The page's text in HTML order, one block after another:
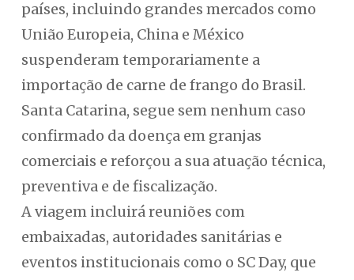
países, incluindo grandes mercados como
União Europeia, China e México
suspenderam temporariamente a
importação de carne de frango do Brasil.
Santa Catarina, segue sem nenhum caso
confirmado da doença em granjas
comerciais e reforçou a sua atuação técnica,
preventiva e de fiscalização.
A viagem incluirá reuniões com
embaixadas, autoridades sanitárias e
eventos institucionais como o SC Day, que